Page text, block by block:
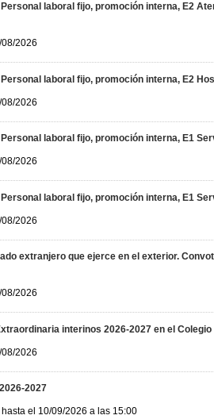
laboral fijo, promoción interna, E2
2026
laboral fijo, promoción interna, E2
2026
laboral fijo, promoción interna, E1
2026
laboral fijo, promoción interna, E1
2026
extranjero que ejerce en el exterior.
2026
interinos 2026-2027 en el Colegio
2026
2027
el 10/09/2026 a las 15:00